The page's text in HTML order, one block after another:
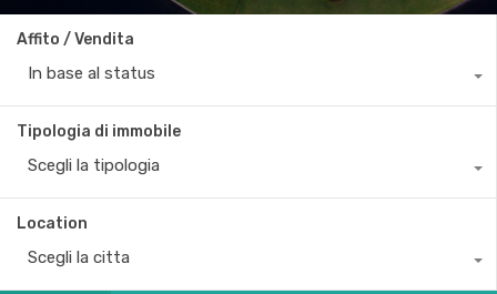
Affito / Vendita
In base al status
Tipologia di immobile
Scegli la tipologia
Location
Scegli la citta